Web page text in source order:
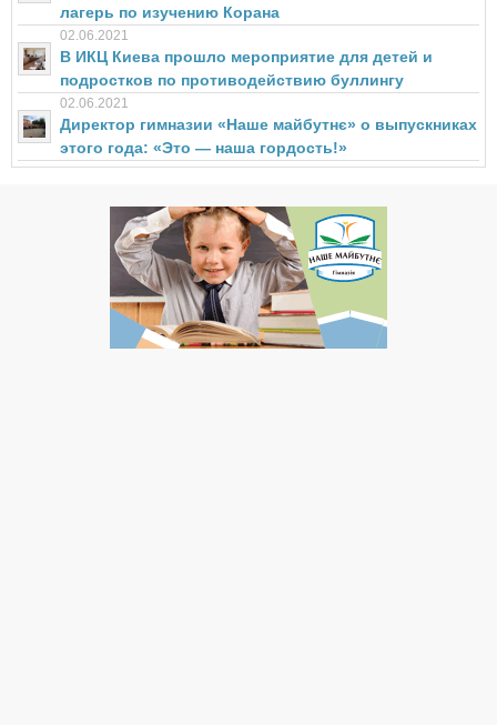
лагерь по изучению Корана
02.06.2021
В ИКЦ Киева прошло мероприятие для детей и
подростков по противодействию буллингу
02.06.2021
Директор гимназии «Наше майбутнє» о выпускниках
этого года: «Это — наша гордость!»